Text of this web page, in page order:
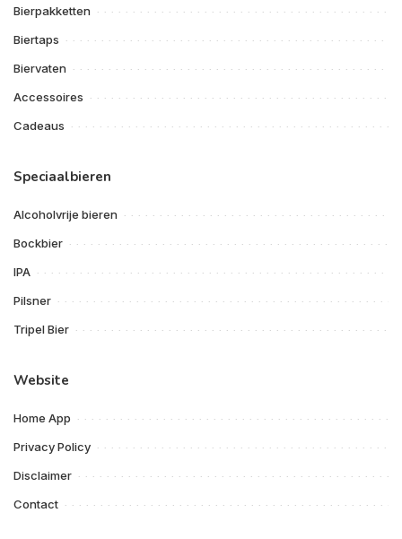
Bierpakketten
Biertaps
Biervaten
Accessoires
Cadeaus
Speciaalbieren
Alcoholvrije bieren
Bockbier
IPA
Pilsner
Tripel Bier
Website
Home App
Privacy Policy
Disclaimer
Contact